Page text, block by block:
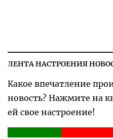
ЛЕНТА НАСТРОЕНИЯ
Какое впечатление
новость? Нажмите на
ей свое настроение!